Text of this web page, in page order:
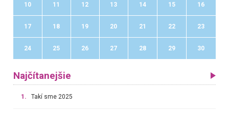
10 11 12 13 14 15 16
17 18 19 20 21 22 23
24 25 26 27 28 29 30
Najčítanejšie
1. Takí sme 2025